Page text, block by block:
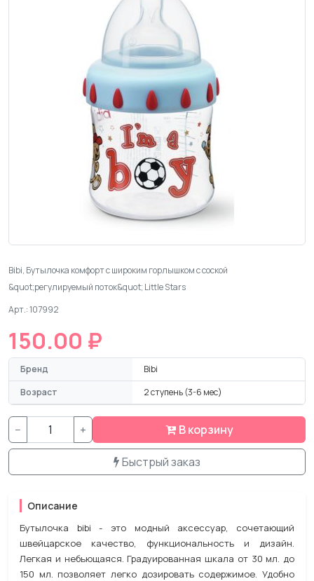
Bibi, Бутылочка комфорт с широким горлышком с соской
&quot;регулируемый поток&quot; Little Stars
Арт.: 107992
150.00 ₽
Бренд
Bibi
Возраст
2 ступень (3-6 мес)
− + В корзину
Быстрый заказ
Описание
Бутылочка bibi - это модный аксессуар, сочетающий
швейцарское качество, функциональность и дизайн.
Легкая и небьющаяся. Градуированная шкала от 30 мл. до
150 мл. позволяет легко дозировать содержимое. Удобно